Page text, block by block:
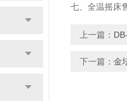
七、全温摇床
上一篇：
下一篇： 金